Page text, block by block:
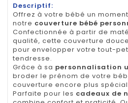
Descriptif:
Offrez à votre bébé un
notre couverture bébé
Confectionnée à partir de
qualité, cette couverture
pour envelopper votre tout-
tendresse.
Grâce à sa personnalisation
broder le prénom de votre
couverture encore plus
Parfaite pour les cadeaux de